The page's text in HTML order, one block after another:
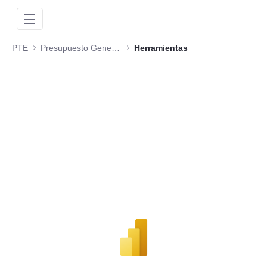
PTE Herramientas